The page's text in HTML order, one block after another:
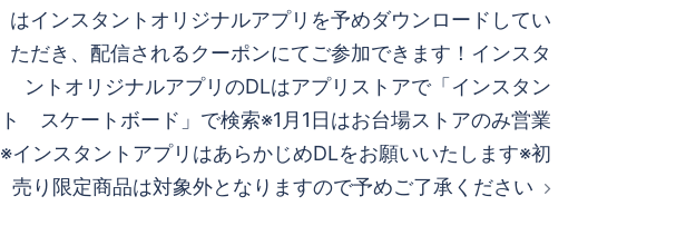
はインスタントオリジナルアプリを予めダウンロードしてい
ただき、配信されるクーポンにてご参加できます！インスタ
ントオリジナルアプリのDLはアプリストアで「インスタン
ト スケートボード」で検索※1月1日はお台場ストアのみ営業
※インスタントアプリはあらかじめDLをお願いいたします※初
売り限定商品は対象外となりますので予めご了承ください